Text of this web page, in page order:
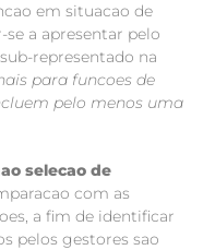
em situacao de
se a apresentar pelo
representado na
para funcoes de
pelo menos uma
selecao de
com as
a fim de identificar
pelos gestores sao